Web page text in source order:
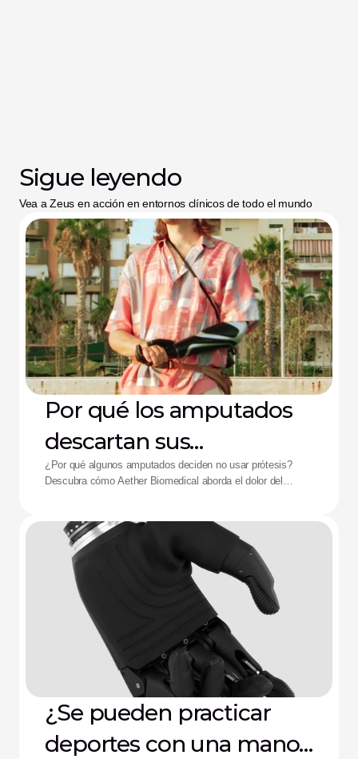
Sigue leyendo
Vea a Zeus en acción en entornos clínicos de todo el mundo
Por qué los amputados
descartan sus
dispositivos: La solución
¿Por qué algunos amputados deciden no usar prótesis?
Descubra cómo Aether Biomedical aborda el dolor del
¿Se pueden practicar
deportes con una mano